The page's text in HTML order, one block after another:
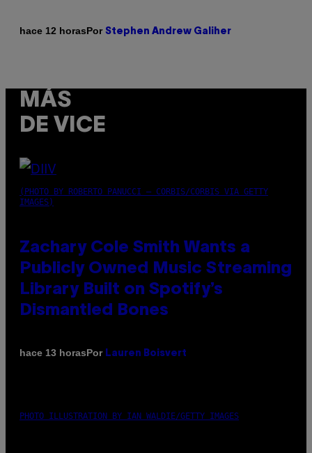
hace 12 horasPor Stephen Andrew Galiher
MÁS
DE VICE
(PHOTO BY ROBERTO PANUCCI – CORBIS/CORBIS VIA GETTY
IMAGES)
Zachary Cole Smith Wants a
Publicly Owned Music Streaming
Library Built on Spotify’s
Dismantled Bones
hace 13 horasPor Lauren Boisvert
PHOTO ILLUSTRATION BY IAN WALDIE/GETTY IMAGES